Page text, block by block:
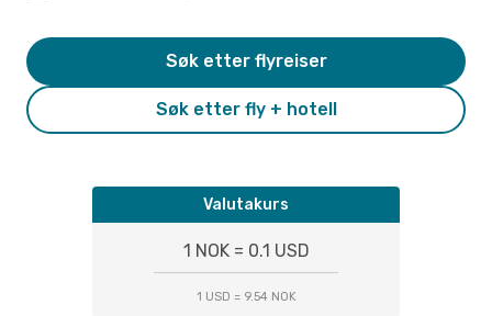
Søk etter fly + hotell
Søk etter flyreiser
Valutakurs
1 NOK = 0.1 USD
1 USD = 9.54 NOK